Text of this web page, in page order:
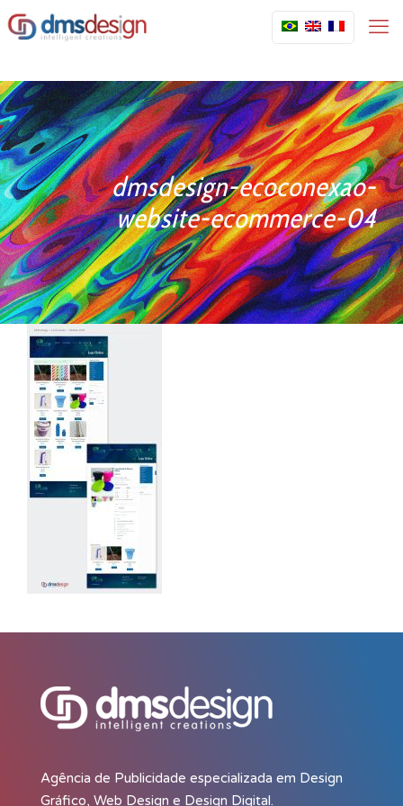
dmsdesign-ecoconexao-
website-ecommerce-04
Agência de Publicidade especializada em Design
Gráfico, Web Design e Design Digital.